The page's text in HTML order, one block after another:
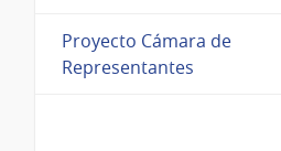
Proyecto Cámara de
Representantes